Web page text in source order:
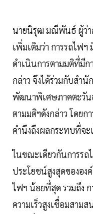
นายนิรุฒ มณีพันธ์ ผู้ว่า
เพิ่มเติมว่า การรถไฟ
ดำเนินการตามมติที่มี
กล่าว จึงได้ร่วมกับสำ
พัฒนาพิเศษภาคตะวัน
ตามมติฯดังกล่าว โดย
คำนึงถึงผลกระทบที่จ
ในขณะเดียวกันการรถ
ประโยชน์สูงสุดขององ
ไฟฯ น้อยที่สุด รวมถึง ก
ความเร็วสูงเชื่อมสาม